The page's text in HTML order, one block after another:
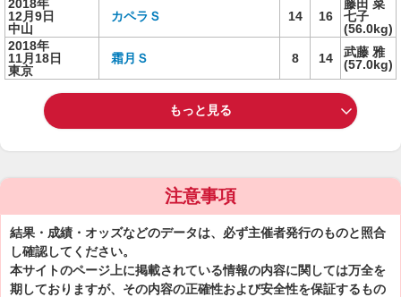
2018年
12月9日
中山
カペラＳ 14 16
藤田 菜
七子
(56.0kg)
2018年
11月18日
東京
霜月Ｓ 8 14
武藤 雅
(57.0kg)
もっと見る
注意事項
結果・成績・オッズなどのデータは、必ず主催者発行のものと照合
し確認してください。
本サイトのページ上に掲載されている情報の内容に関しては万全を
期しておりますが、その内容の正確性および安全性を保証するもの